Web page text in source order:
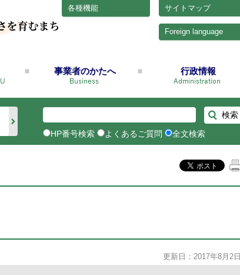
サイトマップ
各種機能
Foreign language
事業者のかたへ 行政情報
HP番号検索 よくあるご質問 全文検索
更新日：2017年8月2日